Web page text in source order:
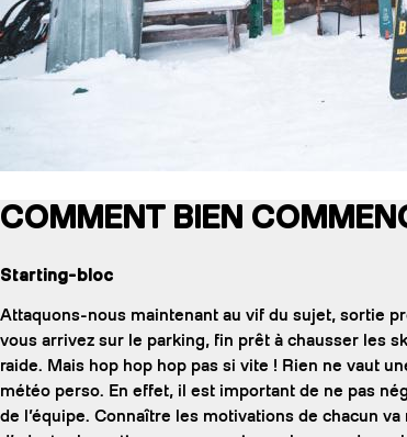
COMMENT BIEN
Starting-bloc
Attaquons-nous maintenant au vif du sujet, sortie
vous arrivez sur le parking, fin prêt à chausser les
raide. Mais hop hop hop pas si vite ! Rien ne vaut
météo perso. En effet, il est important de ne pas
de l’équipe. Connaître les motivations de chacun